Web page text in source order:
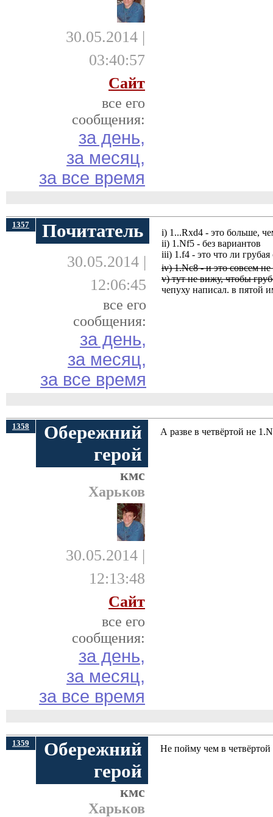
30.05.2014 |
03:40:57
Сайт
все его
сообщения:
за день,
за месяц,
за все время
1357 Почитатель
30.05.2014 |
12:06:45
все его
сообщения:
за день,
за месяц,
за все время
i) 1...Rxd4 - это больше,
ii) 1.Nf5 - без вариантов
iii) 1.f4 - это что ли грубая
iv) 1.Nc8 - и это совсем
v) тут не вижу, чтобы
чепуху написал. в пятой
1358
Обережний
герой
кмс
Харьков
30.05.2014 |
12:13:48
Сайт
все его
сообщения:
за день,
за месяц,
за все время
А разве в четвёртой не
1359
Обережний
герой
кмс
Харьков
Не пойму чем в четвёртой